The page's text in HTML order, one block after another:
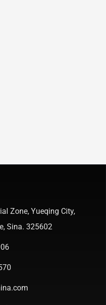
Zone, Yueqing City,
Sina. 325602